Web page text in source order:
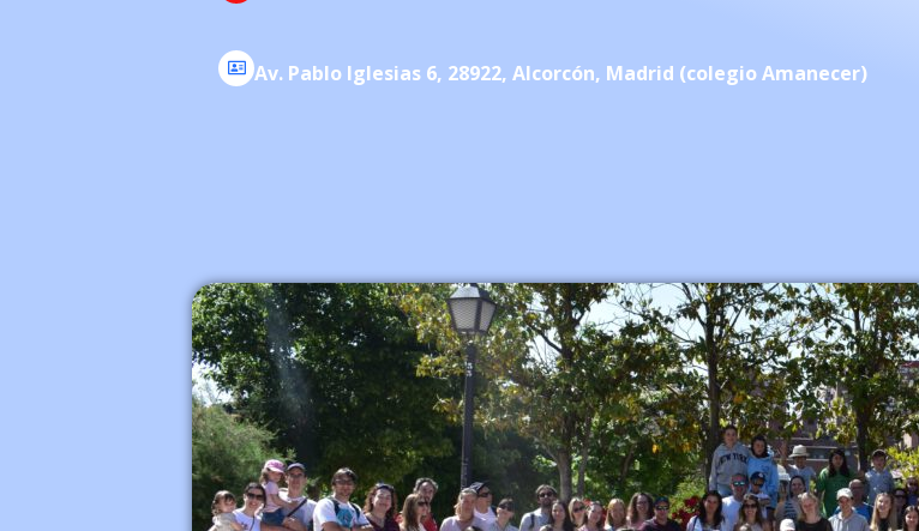
Av. Pablo Iglesias 6, 28922, Alcorcón, Madrid (colegio Amanecer)